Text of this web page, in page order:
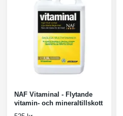
NAF Vitaminal - Flytande
vitamin- och mineraltillskott